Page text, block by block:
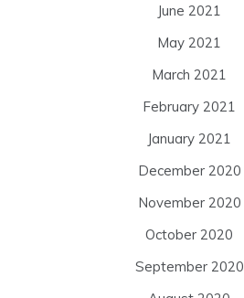
June 2021
May 2021
March 2021
February 2021
January 2021
December 2020
November 2020
October 2020
September 2020